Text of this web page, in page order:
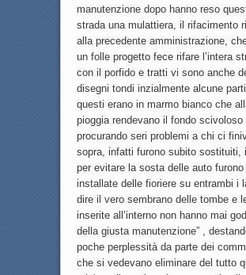
manutenzione dopo hanno reso
strada una mulattiera, il rifacimento
alla precedente amministrazione,
un folle progetto fece rifare l’intera
con il porfido e tratti vi sono anche
disegni tondi inzialmente alcune
questi erano in marmo bianco che
pioggia rendevano il fondo scivoloso
procurando seri problemi a chi ci
sopra, infatti furono subito sostituiti,
per evitare la sosta delle auto furono
installate delle fioriere su entrambi i
dire il vero sembrano delle tombe e
inserite all’interno non hanno mai
della giusta manutenzione” ,
poche perplessità da parte dei
che si vedevano eliminare del tutto